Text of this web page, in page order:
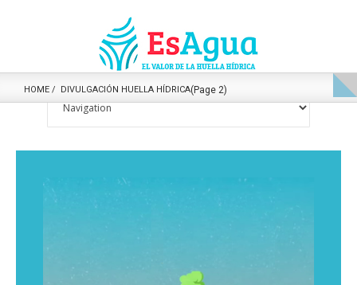
HOME DIVULGACIÓN HUELLA HÍDRICA(Page 2)